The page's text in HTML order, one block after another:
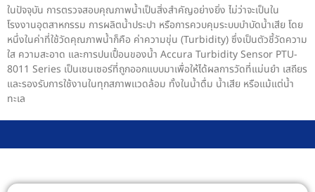
ในปัจจุบัน การตรวจสอบคุณภาพน้ำเป็นสิ่งสำคัญอย่างยิ่ง ไม่ว่าจะเป็นใน
โรงงานอุตสาหกรรม การผลิตน้ำประปา หรือการควบคุมระบบบำบัดน้ำเสีย โดย
หนึ่งในค่าที่ใช้วัดคุณภาพน้ำก็คือ ค่าความขุ่น (Turbidity) ซึ่งเป็นตัวชี้วัดความ
ใส ความสะอาด และการปนเปื้อนของน้ำ Accura Turbidity Sensor PTU-
8011 Series เป็นเซนเซอร์ที่ถูกออกแบบมาเพื่อให้ได้ผลการวัดที่แม่นยำ เสถียร
และรองรับการใช้งานในทุกสภาพแวดล้อม ทั้งในน้ำดื่ม น้ำเสีย หรือแม้แต่น้ำ
ทะเล